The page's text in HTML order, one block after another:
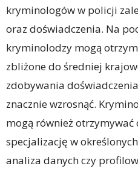
kryminologów w policji
oraz doświadczenia. Na
kryminolodzy mogą
zbliżone do średniej
zdobywania
znacznie wzrosnąć.
mogą również
specjalizację w
analiza danych czy